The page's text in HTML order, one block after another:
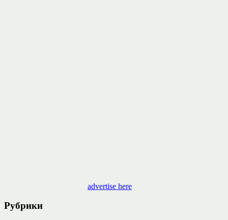
advertise here
Рубрики